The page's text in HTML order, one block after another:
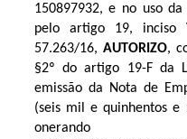
150897932, e no uso
pelo artigo 19, inciso
57.263/16, AUTORIZO,
§2º do artigo 19-F da
emissão da Nota de
(seis mil e quinhentos e